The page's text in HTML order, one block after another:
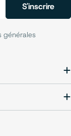
S'inscrire
générales